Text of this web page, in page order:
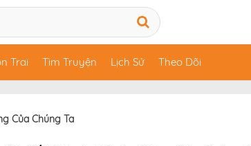
Trai Tìm Truyện Lịch Sử Theo Dõi
Của Chúng Ta